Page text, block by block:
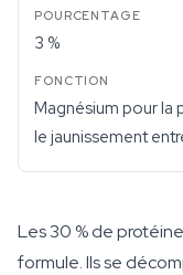
3 %
Magnésium pour
le jaunissement
Les 30 % de
formule. Ils se